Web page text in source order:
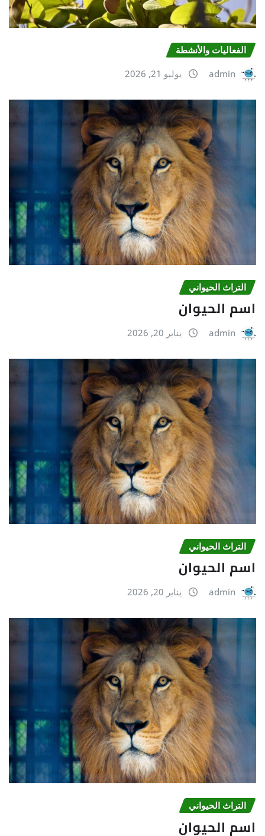
الفعالیات والأنشطة
admin
يوليو 21, 2026
التراث الحیواني
اسم الحيوان
admin يناير 20, 2026
التراث الحیواني
اسم الحيوان
admin يناير 20, 2026
التراث الحیواني
اسم الحيوان